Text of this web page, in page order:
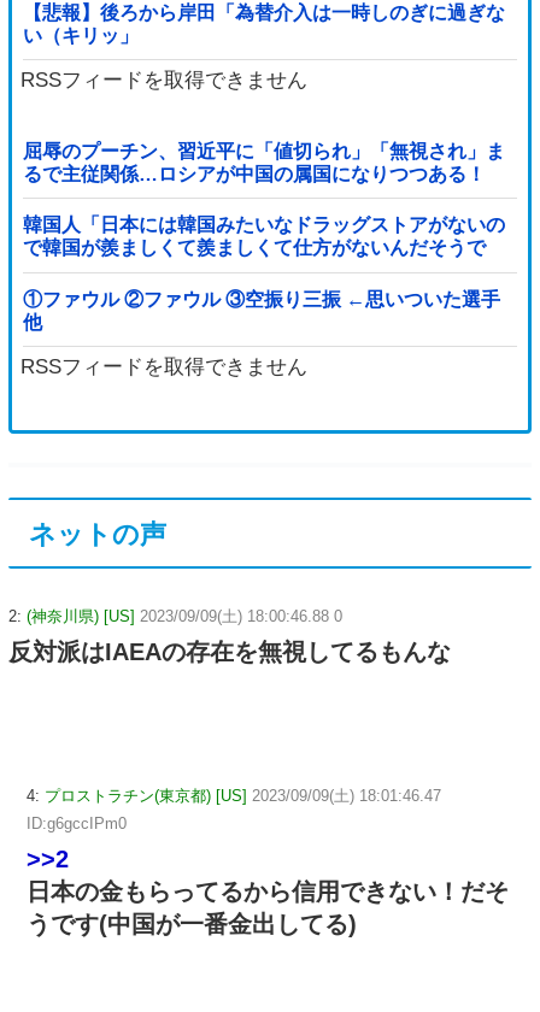
【悲報】後ろから岸田「為替介入は一時しのぎに過ぎな
い（キリッ」
RSSフィードを取得できません
屈辱のプーチン、習近平に「値切られ」「無視され」ま
るで主従関係…ロシアが中国の属国になりつつある！
韓国人「日本には韓国みたいなドラッグストアがないの
で韓国が羨ましくて羨ましくて仕方がないんだそうで
す」
①ファウル ②ファウル ③空振り三振 ←思いついた選手
他
RSSフィードを取得できません
ネットの声
2: (神奈川県) [US] 2023/09/09(土) 18:00:46.88 0
反対派はIAEAの存在を無視してるもんな
4: プロストラチン(東京都) [US] 2023/09/09(土) 18:01:46.47
ID:g6gccIPm0
>>2
日本の金もらってるから信用できない！だそ
うです(中国が一番金出してる)